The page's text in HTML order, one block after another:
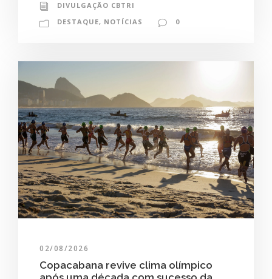
DIVULGAÇÃO CBTRI
DESTAQUE, NOTÍCIAS 0
02/08/2026
Copacabana revive clima olímpico